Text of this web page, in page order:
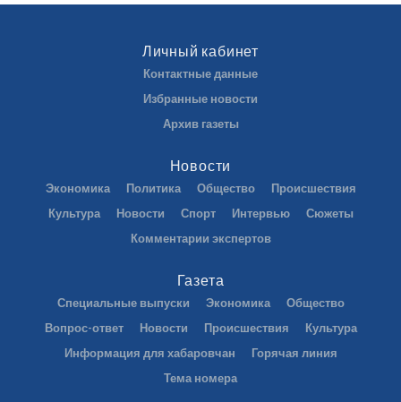
Личный кабинет
Контактные данные
Избранные новости
Архив газеты
Новости
Экономика Политика Общество
Происшествия
Культура
Новости Спорт Интервью
Сюжеты
Комментарии экспертов
Газета
Специальные выпуски Экономика
Общество
Вопрос-ответ
Новости Происшествия
Культура
Информация для хабаровчан
Горячая линия
Тема номера